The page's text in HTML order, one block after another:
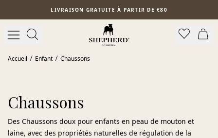
Aller au contenu principalLIVRAISON GRATUITE À PARTIR DE €80
Accueil Enfant Chaussons
Chaussons
Des Chaussons doux pour enfants en peau de mouton et
laine, avec des propriétés naturelles de régulation de la